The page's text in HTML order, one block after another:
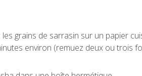
grains de sarrasin sur un papier
environ (remuez deux ou trois